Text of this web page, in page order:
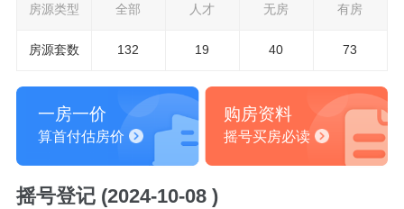
房源类型 全部 人才 无房 有房
房源套数 132 19 40 73
一房一价
算首付估房价
购房资料
摇号买房必读
摇号登记 (2024-10-08 )